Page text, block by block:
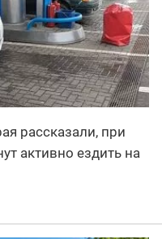
рассказали, при
активно ездить на